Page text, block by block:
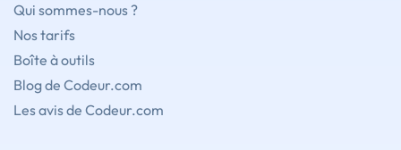
Qui sommes-nous ?
Nos tarifs
Boîte à outils
Blog de Codeur.com
Les avis de Codeur.com